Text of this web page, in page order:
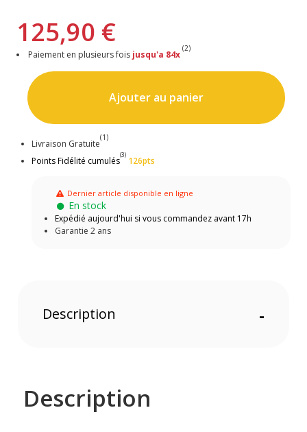
125,90 €
Paiement en plusieurs fois jusqu'a 84x
(2)
Ajouter au panier
Livraison Gratuite
(1)
Points Fidélité cumulés
(3)
126pts
Dernier article disponible en ligne
En stock
Expédié aujourd'hui si vous commandez avant 17h
Garantie 2 ans
Description -
Description